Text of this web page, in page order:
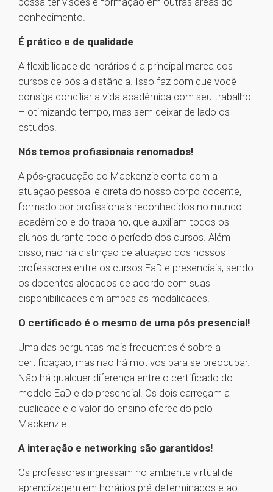
conhecimento.
É prático e de qualidade
A flexibilidade de horários é a principal marca dos
cursos de pós a distância. Isso faz com que você
consiga conciliar a vida acadêmica com seu trabalho
– otimizando tempo, mas sem deixar de lado os
estudos!
Nós temos profissionais renomados!
A pós-graduação do Mackenzie conta com a
atuação pessoal e direta do nosso corpo docente,
formado por profissionais reconhecidos no mundo
acadêmico e do trabalho, que auxiliam todos os
alunos durante todo o período dos cursos. Além
disso, não há distinção de atuação dos nossos
professores entre os cursos EaD e presenciais, sendo
os docentes alocados de acordo com suas
disponibilidades em ambas as modalidades.
O certificado é o mesmo de uma pós presencial!
Uma das perguntas mais frequentes é sobre a
certificação, mas não há motivos para se preocupar.
Não há qualquer diferença entre o certificado do
modelo EaD e do presencial. Os dois carregam a
qualidade e o valor do ensino oferecido pelo
Mackenzie.
A interação e networking são garantidos!
Os professores ingressam no ambiente virtual de
aprendizagem em horários pré-determinados e ao